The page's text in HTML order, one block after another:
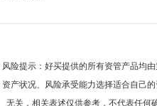
风险提示：好买提供的所有资管产品均
资产状况、风险承受能力选择适合自己
无关，相关表述仅供参考，不代表任何